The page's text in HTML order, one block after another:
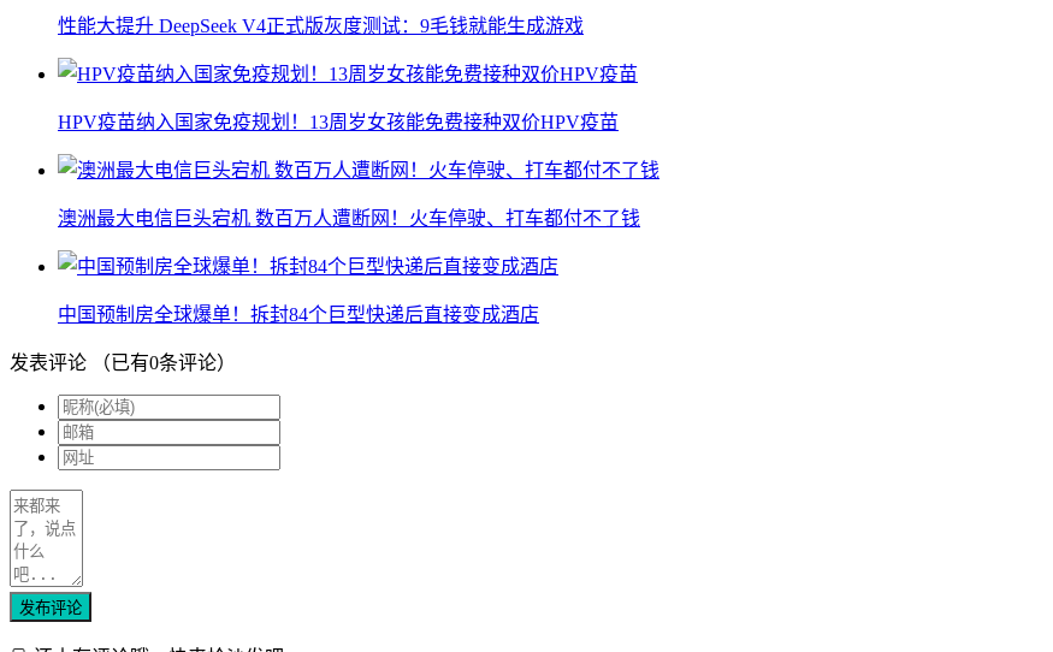
性能大提升 DeepSeek V4正式版灰度测试：9毛钱就能生成游戏
HPV疫苗纳入国家免疫规划！13周岁女孩能免费接种双价HPV疫苗
澳洲最大电信巨头宕机 数百万人遭断网！火车停驶、打车都付不了钱
中国预制房全球爆单！拆封84个巨型快递后直接变成酒店
发表评论 （已有0条评论）
发布评论